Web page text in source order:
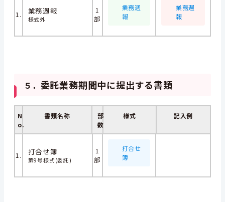
1. 業務週報
様式外
1
部
業務週
報
業務週
報
５． 委託業務期間中に提出する書類
N
o.
書類名称
部
数
様式 記入例
1. 打合せ簿
第9号様式(委託)
1
部
打合せ
簿